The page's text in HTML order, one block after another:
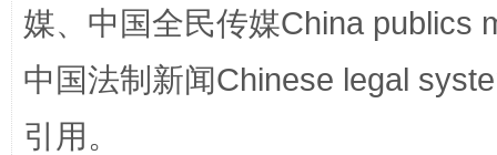
媒、中国全民传媒China publics
中国法制新闻Chinese legal
引用。